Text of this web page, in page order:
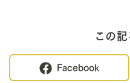
この
Facebook